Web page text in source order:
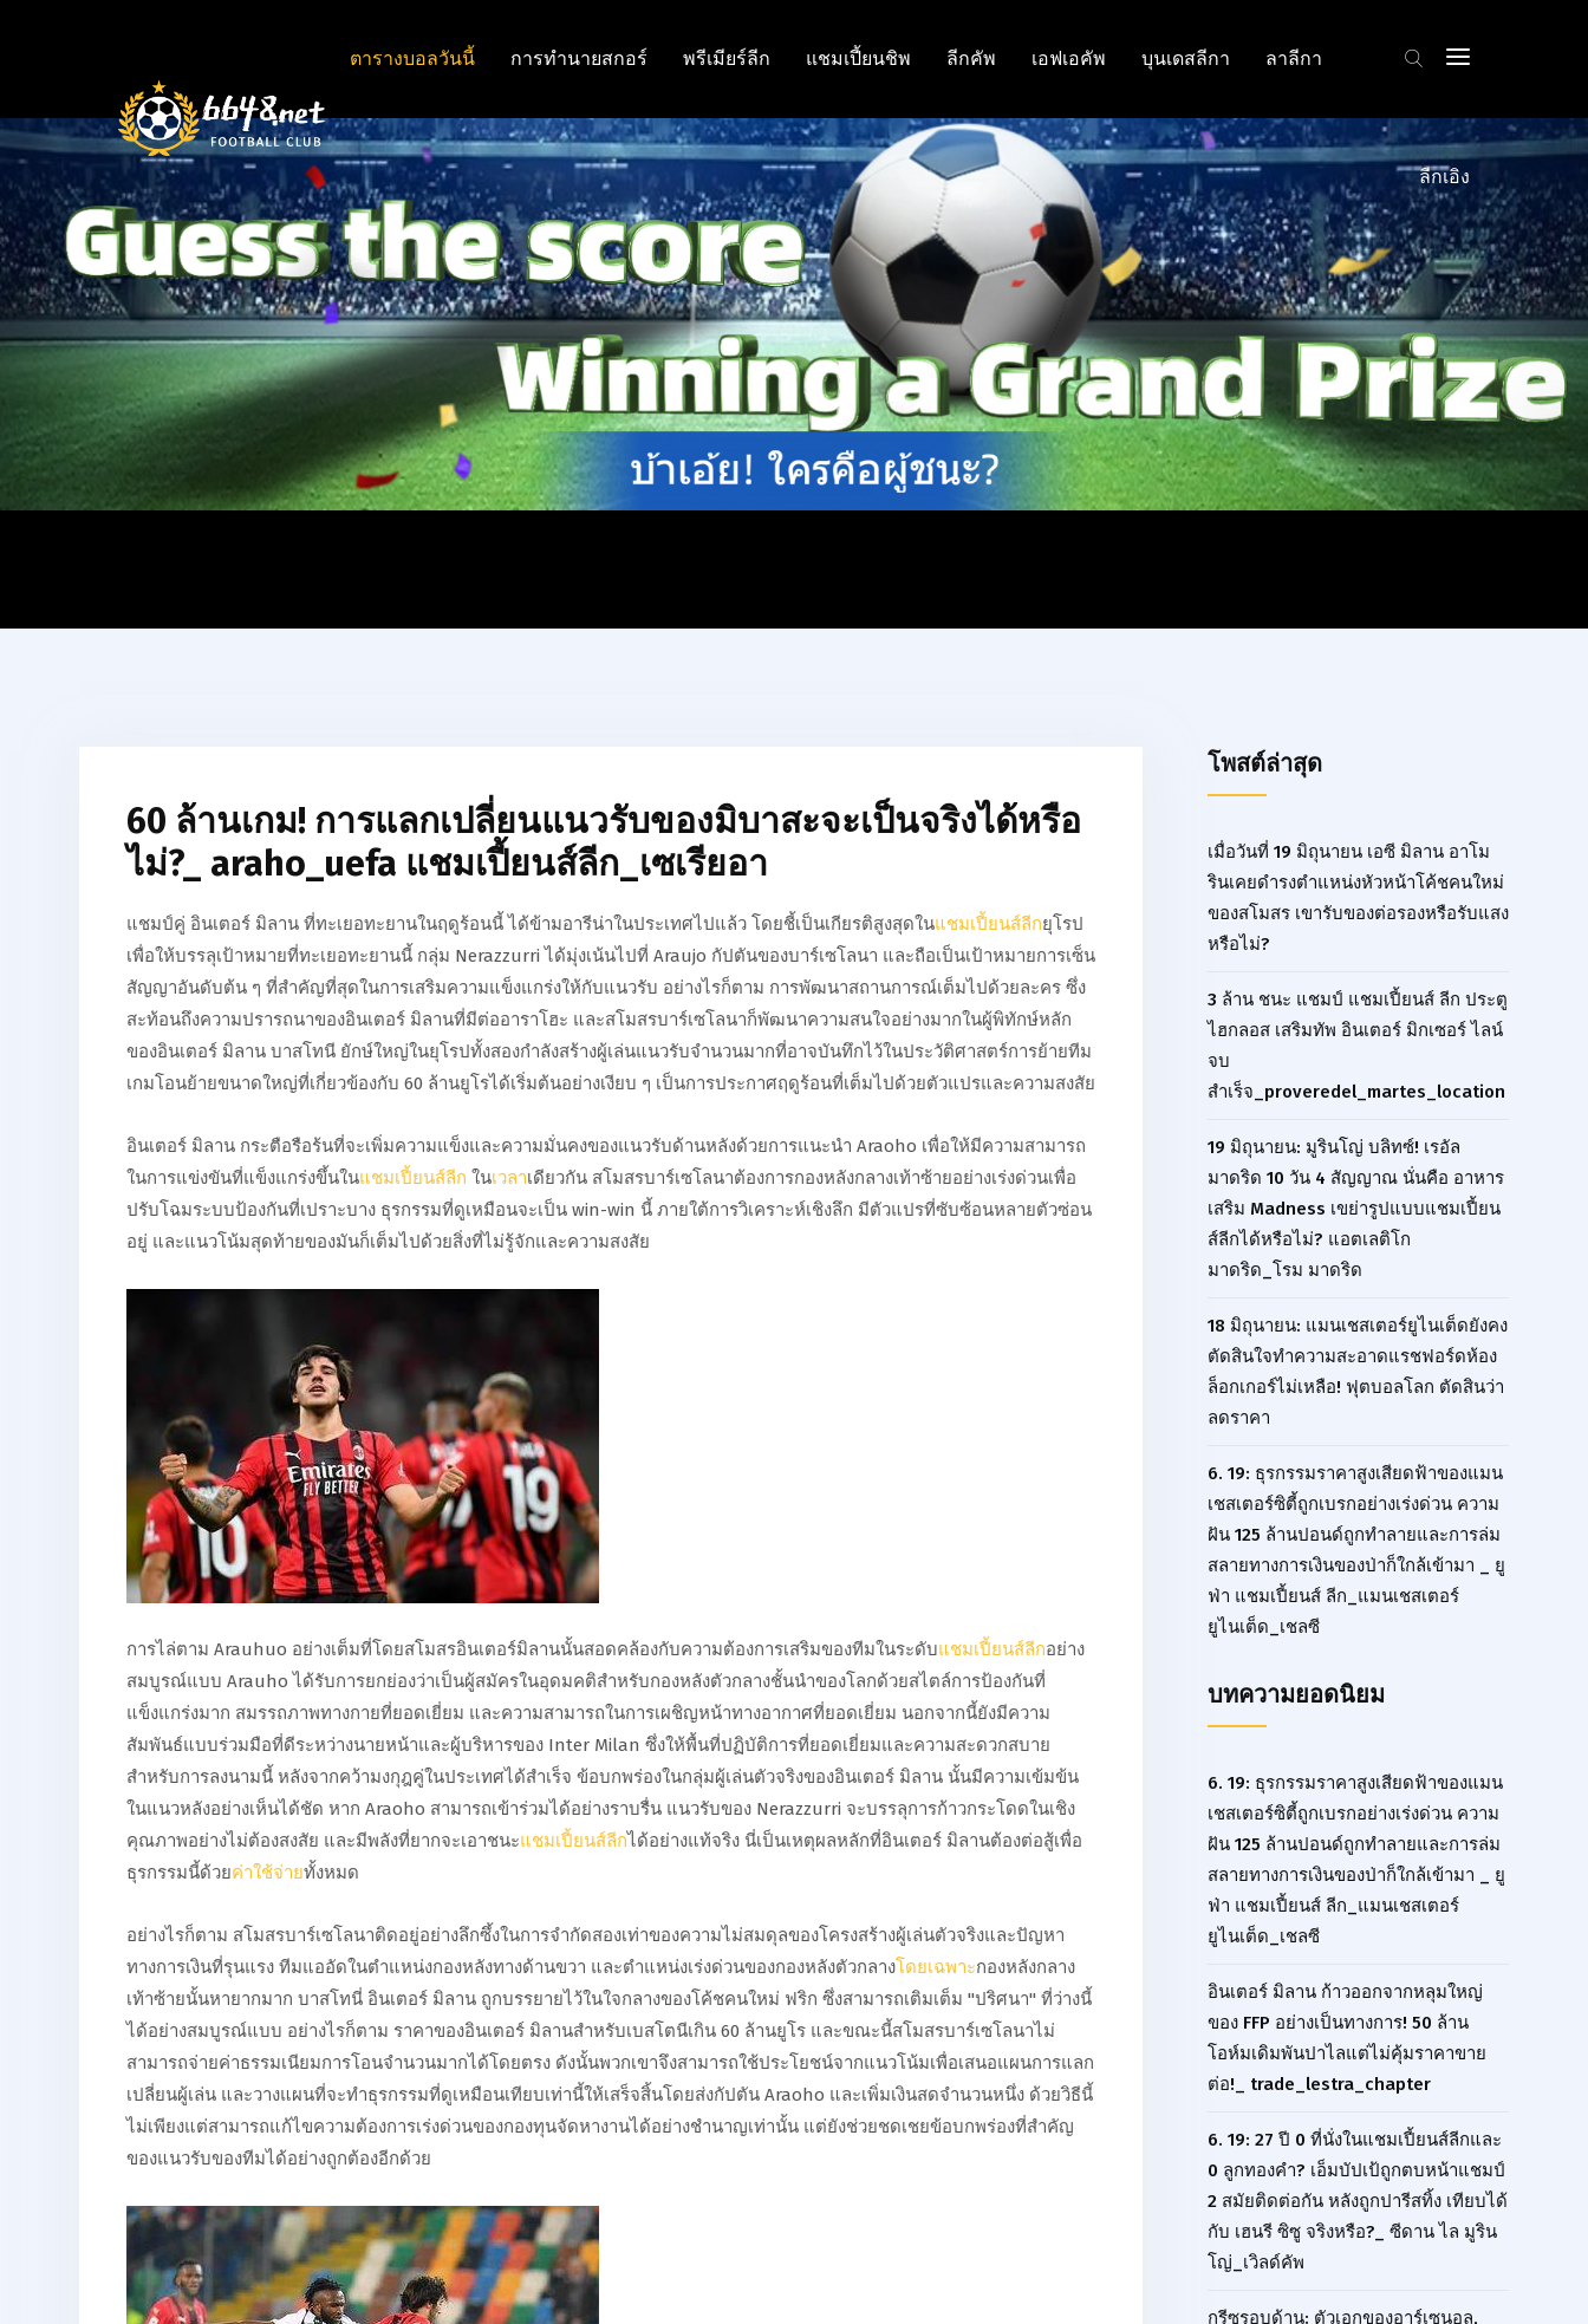
ตารางบอลวันนี้ การทำนายสกอร์ พรีเมียร์ลีก แชมเปี้ยนชิพ ลีกคัพ เอฟเอคัพ บุนเดสลีกา ลาลีกา
ลีกเอิง
60 ล้านเกม! การแลกเปลี่ยนแนวรับของมิบาสะจะเป็นจริงได้หรือ
ไม่?_ araho_uefa แชมเปี้ยนส์ลีก_เซเรียอา
แชมป์คู่ อินเตอร์ มิลาน ที่ทะเยอทะยานในฤดูร้อนนี้ ได้ข้ามอารีน่าในประเทศไปแล้ว โดยชี้เป็นเกียรติสูงสุดในแชมเปี้ยนส์ลีกยุโรป
เพื่อให้บรรลุเป้าหมายที่ทะเยอทะยานนี้ กลุ่ม Nerazzurri ได้มุ่งเน้นไปที่ Araujo กัปตันของบาร์เซโลนา และถือเป็นเป้าหมายการเซ็น
สัญญาอันดับต้น ๆ ที่สำคัญที่สุดในการเสริมความแข็งแกร่งให้กับแนวรับ อย่างไรก็ตาม การพัฒนาสถานการณ์เต็มไปด้วยละคร ซึ่ง
สะท้อนถึงความปรารถนาของอินเตอร์ มิลานที่มีต่ออาราโฮะ และสโมสรบาร์เซโลนาก็พัฒนาความสนใจอย่างมากในผู้พิทักษ์หลัก
ของอินเตอร์ มิลาน บาสโทนี ยักษ์ใหญ่ในยุโรปทั้งสองกำลังสร้างผู้เล่นแนวรับจำนวนมากที่อาจบันทึกไว้ในประวัติศาสตร์การย้ายทีม
เกมโอนย้ายขนาดใหญ่ที่เกี่ยวข้องกับ 60 ล้านยูโรได้เริ่มต้นอย่างเงียบ ๆ เป็นการประกาศฤดูร้อนที่เต็มไปด้วยตัวแปรและความสงสัย
อินเตอร์ มิลาน กระตือรือร้นที่จะเพิ่มความแข็งและความมั่นคงของแนวรับด้านหลังด้วยการแนะนำ Araoho เพื่อให้มีความสามารถ
ในการแข่งขันที่แข็งแกร่งขึ้นในแชมเปี้ยนส์ลีก ในเวลาเดียวกัน สโมสรบาร์เซโลนาต้องการกองหลังกลางเท้าซ้ายอย่างเร่งด่วนเพื่อ
ปรับโฉมระบบป้องกันที่เปราะบาง ธุรกรรมที่ดูเหมือนจะเป็น win-win นี้ ภายใต้การวิเคราะห์เชิงลึก มีตัวแปรที่ซับซ้อนหลายตัวซ่อน
อยู่ และแนวโน้มสุดท้ายของมันก็เต็มไปด้วยสิ่งที่ไม่รู้จักและความสงสัย
การไล่ตาม Arauhuo อย่างเต็มที่โดยสโมสรอินเตอร์มิลานนั้นสอดคล้องกับความต้องการเสริมของทีมในระดับแชมเปี้ยนส์ลีกอย่าง
สมบูรณ์แบบ Arauho ได้รับการยกย่องว่าเป็นผู้สมัครในอุดมคติสำหรับกองหลังตัวกลางชั้นนำของโลกด้วยสไตล์การป้องกันที่
แข็งแกร่งมาก สมรรถภาพทางกายที่ยอดเยี่ยม และความสามารถในการเผชิญหน้าทางอากาศที่ยอดเยี่ยม นอกจากนี้ยังมีความ
สัมพันธ์แบบร่วมมือที่ดีระหว่างนายหน้าและผู้บริหารของ Inter Milan ซึ่งให้พื้นที่ปฏิบัติการที่ยอดเยี่ยมและความสะดวกสบาย
สำหรับการลงนามนี้ หลังจากคว้ามงกุฎคู่ในประเทศได้สำเร็จ ข้อบกพร่องในกลุ่มผู้เล่นตัวจริงของอินเตอร์ มิลาน นั้นมีความเข้มข้น
ในแนวหลังอย่างเห็นได้ชัด หาก Araoho สามารถเข้าร่วมได้อย่างราบรื่น แนวรับของ Nerazzurri จะบรรลุการก้าวกระโดดในเชิง
คุณภาพอย่างไม่ต้องสงสัย และมีพลังที่ยากจะเอาชนะแชมเปี้ยนส์ลีกได้อย่างแท้จริง นี่เป็นเหตุผลหลักที่อินเตอร์ มิลานต้องต่อสู้เพื่อ
ธุรกรรมนี้ด้วยค่าใช้จ่ายทั้งหมด
อย่างไรก็ตาม สโมสรบาร์เซโลนาติดอยู่อย่างลึกซึ้งในการจำกัดสองเท่าของความไม่สมดุลของโครงสร้างผู้เล่นตัวจริงและปัญหา
ทางการเงินที่รุนแรง ทีมแออัดในตำแหน่งกองหลังทางด้านขวา และตำแหน่งเร่งด่วนของกองหลังตัวกลางโดยเฉพาะกองหลังกลาง
เท้าซ้ายนั้นหายากมาก บาสโทนี่ อินเตอร์ มิลาน ถูกบรรยายไว้ในใจกลางของโค้ชคนใหม่ ฟริก ซึ่งสามารถเติมเต็ม "ปริศนา" ที่ว่างนี้
ได้อย่างสมบูรณ์แบบ อย่างไรก็ตาม ราคาของอินเตอร์ มิลานสำหรับเบสโตนีเกิน 60 ล้านยูโร และขณะนี้สโมสรบาร์เซโลนาไม่
สามารถจ่ายค่าธรรมเนียมการโอนจำนวนมากได้โดยตรง ดังนั้นพวกเขาจึงสามารถใช้ประโยชน์จากแนวโน้มเพื่อเสนอแผนการแลก
เปลี่ยนผู้เล่น และวางแผนที่จะทำธุรกรรมที่ดูเหมือนเทียบเท่านี้ให้เสร็จสิ้นโดยส่งกัปตัน Araoho และเพิ่มเงินสดจำนวนหนึ่ง ด้วยวิธีนี้
ไม่เพียงแต่สามารถแก้ไขความต้องการเร่งด่วนของกองทุนจัดหางานได้อย่างชำนาญเท่านั้น แต่ยังช่วยชดเชยข้อบกพร่องที่สำคัญ
ของแนวรับของทีมได้อย่างถูกต้องอีกด้วย
โพสต์ล่าสุด
เมื่อวันที่ 19 มิถุนายน เอซี มิลาน อาโม
รินเคยดำรงตำแหน่งหัวหน้าโค้ชคนใหม่
ของสโมสร เขารับของต่อรองหรือรับแสง
หรือไม่?
3 ล้าน ชนะ แชมป์ แชมเปี้ยนส์ ลีก ประตู
ไฮกลอส เสริมทัพ อินเตอร์ มิกเซอร์ ไลน์
จบ
สำเร็จ_proveredel_martes_location
19 มิถุนายน: มูรินโญ่ บลิทซ์! เรอัล
มาดริด 10 วัน 4 สัญญาณ นั่นคือ อาหาร
เสริม Madness เขย่ารูปแบบแชมเปี้ยน
ส์ลีกได้หรือไม่? แอตเลติโก
มาดริด_โรม มาดริด
18 มิถุนายน: แมนเชสเตอร์ยูไนเต็ดยังคง
ตัดสินใจทำความสะอาดแรชฟอร์ดห้อง
ล็อกเกอร์ไม่เหลือ! ฟุตบอลโลก ตัดสินว่า
ลดราคา
6. 19: ธุรกรรมราคาสูงเสียดฟ้าของแมน
เชสเตอร์ซิตี้ถูกเบรกอย่างเร่งด่วน ความ
ฝัน 125 ล้านปอนด์ถูกทำลายและการล่ม
สลายทางการเงินของป่าก็ใกล้เข้ามา _ ยู
ฟ่า แชมเปี้ยนส์ ลีก_แมนเชสเตอร์
ยูไนเต็ด_เชลซี
บทความยอดนิยม
6. 19: ธุรกรรมราคาสูงเสียดฟ้าของแมน
เชสเตอร์ซิตี้ถูกเบรกอย่างเร่งด่วน ความ
ฝัน 125 ล้านปอนด์ถูกทำลายและการล่ม
สลายทางการเงินของป่าก็ใกล้เข้ามา _ ยู
ฟ่า แชมเปี้ยนส์ ลีก_แมนเชสเตอร์
ยูไนเต็ด_เชลซี
อินเตอร์ มิลาน ก้าวออกจากหลุมใหญ่
ของ FFP อย่างเป็นทางการ! 50 ล้าน
โอห์มเดิมพันปาไลแต่ไม่คุ้มราคาขาย
ต่อ!_ trade_lestra_chapter
6. 19: 27 ปี 0 ที่นั่งในแชมเปี้ยนส์ลีกและ
0 ลูกทองคำ? เอ็มบัปเป้ถูกตบหน้าแชมป์
2 สมัยติดต่อกัน หลังถูกปารีสทิ้ง เทียบได้
กับ เฮนรี ซิซู จริงหรือ?_ ซีดาน ไล มูริน
โญ่_เวิลด์คัพ
กรีซรอบด้าน: ตัวเอกของอาร์เซนอล,